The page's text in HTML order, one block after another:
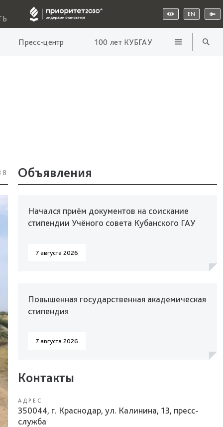
EN
Пресс-центр 100 лет КУБГАУ
Объявления
Начался приём документов на соискание
стипендии Учёного совета Кубанского ГАУ
7 августа 2026
Повышенная государственная академическая
стипендия
7 августа 2026
Контакты
АДРЕС
350044, г. Краснодар, ул. Калинина, 13, пресс-
служба